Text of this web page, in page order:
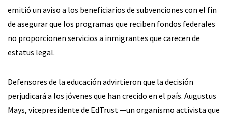
emitió un aviso a los beneficiarios de subvenciones con el fin
de asegurar que los programas que reciben fondos federales
no proporcionen servicios a inmigrantes que carecen de
estatus legal.
Defensores de la educación advirtieron que la decisión
perjudicará a los jóvenes que han crecido en el país. Augustus
Mays, vicepresidente de EdTrust —un organismo activista que